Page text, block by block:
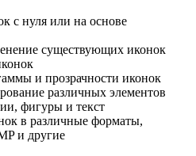
с нуля или на основе
существующих иконок
и прозрачности иконок
различных элементов
фигуры и текст
в различные форматы,
и другие